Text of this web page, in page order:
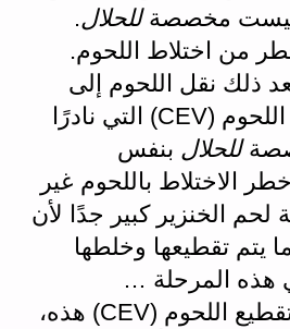
مخصصةللحلال.
من اختلاط اللحوم.
ذلك نقل اللحوم إلى
مراكز تقطيع اللحوم (CEV) التي نادرًا
للحلال بنفس
الاختلاط باللحوم غير
لحم الخنزير كبير جدًا لأن
يتم تقطيعها وخلطها
هذه المرحلة …
داخل مراكز تقطيع اللحوم (CEV) هذه،